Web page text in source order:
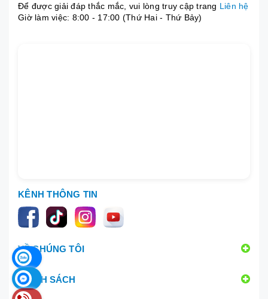
Để được giải đáp thắc mắc, vui lòng truy cập trang Liên hệ
Giờ làm việc: 8:00 - 17:00 (Thứ Hai - Thứ Bảy)
KÊNH THÔNG TIN
VỀ CHÚNG TÔI
CHÍNH SÁCH